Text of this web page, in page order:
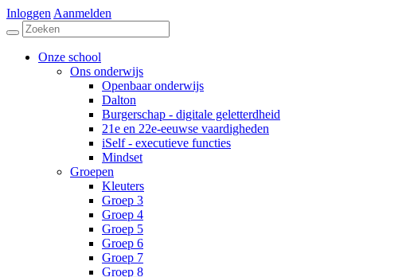
Inloggen Aanmelden
Onze school
Ons onderwijs
Openbaar onderwijs
Dalton
Burgerschap - digitale geletterdheid
21e en 22e-eeuwse vaardigheden
iSelf - executieve functies
Mindset
Groepen
Kleuters
Groep 3
Groep 4
Groep 5
Groep 6
Groep 7
Groep 8